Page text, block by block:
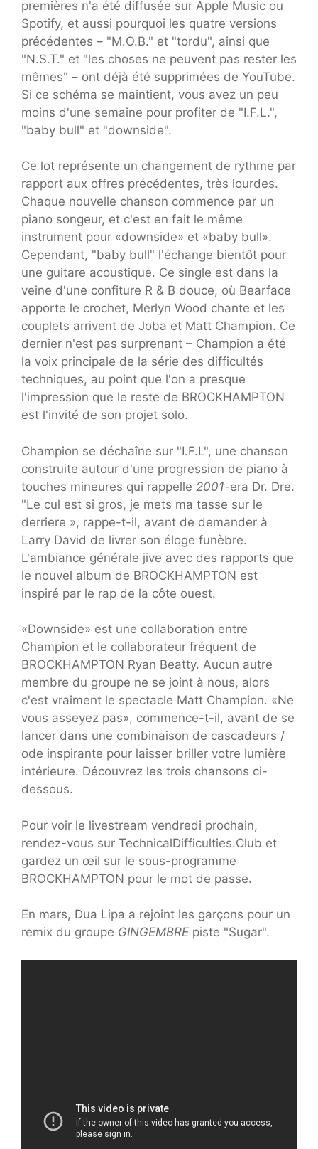
premières n'a été diffusée sur Apple Music ou
Spotify, et aussi pourquoi les quatre versions
précédentes – "M.O.B." et "tordu", ainsi que
"N.S.T." et "les choses ne peuvent pas rester les
mêmes" – ont déjà été supprimées de YouTube.
Si ce schéma se maintient, vous avez un peu
moins d'une semaine pour profiter de "I.F.L.",
"baby bull" et "downside".
Ce lot représente un changement de rythme par
rapport aux offres précédentes, très lourdes.
Chaque nouvelle chanson commence par un
piano songeur, et c'est en fait le même
instrument pour «downside» et «baby bull».
Cependant, "baby bull" l'échange bientôt pour
une guitare acoustique. Ce single est dans la
veine d'une confiture R & B douce, où Bearface
apporte le crochet, Merlyn Wood chante et les
couplets arrivent de Joba et Matt Champion. Ce
dernier n'est pas surprenant – Champion a été
la voix principale de la série des difficultés
techniques, au point que l'on a presque
l'impression que le reste de BROCKHAMPTON
est l'invité de son projet solo.
Champion se déchaîne sur "I.F.L", une chanson
construite autour d'une progression de piano à
touches mineures qui rappelle 2001-era Dr. Dre.
"Le cul est si gros, je mets ma tasse sur le
derriere », rappe-t-il, avant de demander à
Larry David de livrer son éloge funèbre.
L'ambiance générale jive avec des rapports que
le nouvel album de BROCKHAMPTON est
inspiré par le rap de la côte ouest.
«Downside» est une collaboration entre
Champion et le collaborateur fréquent de
BROCKHAMPTON Ryan Beatty. Aucun autre
membre du groupe ne se joint à nous, alors
c'est vraiment le spectacle Matt Champion. «Ne
vous asseyez pas», commence-t-il, avant de se
lancer dans une combinaison de cascadeurs /
ode inspirante pour laisser briller votre lumière
intérieure. Découvrez les trois chansons ci-
dessous.
Pour voir le livestream vendredi prochain,
rendez-vous sur TechnicalDifficulties.Club et
gardez un œil sur le sous-programme
BROCKHAMPTON pour le mot de passe.
En mars, Dua Lipa a rejoint les garçons pour un
remix du groupe GINGEMBRE piste "Sugar".